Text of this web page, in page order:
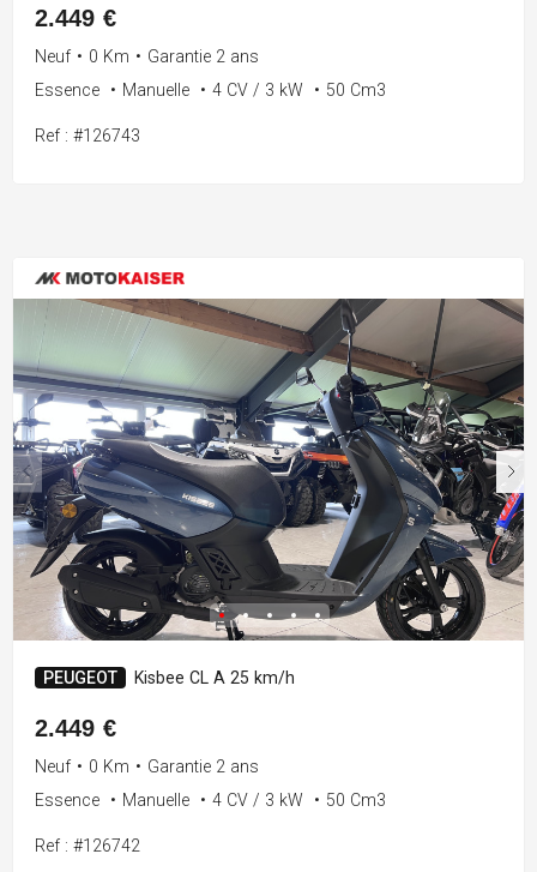
2.449 €
Neuf • 0 Km • Garantie 2 ans
Essence
• Manuelle • 4 CV / 3 kW • 50 Cm3
Ref : #126743
PEUGEOT Kisbee CL A 25 km/h
2.449 €
Neuf • 0 Km • Garantie 2 ans
Essence
• Manuelle • 4 CV / 3 kW • 50 Cm3
Ref : #126742